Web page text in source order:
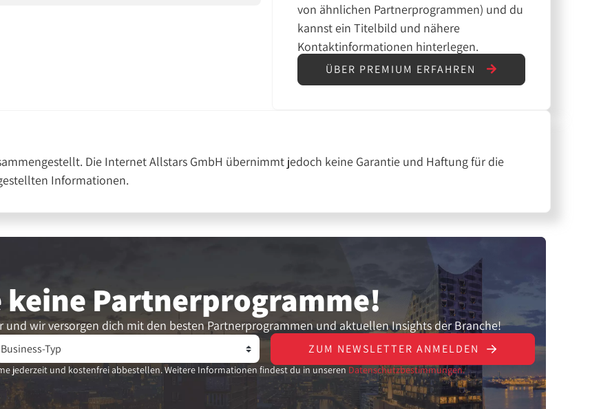
von ähnlichen Partnerprogrammen) und du
kannst ein Titelbild und nähere
Kontaktinformationen hinterlegen.
ÜBER PREMIUM ERFAHREN
Die Internet Allstars GmbH übernimmt jedoch keine Garantie und Haftung für die
Informationen.
keine Partner­programme!
wir versorgen dich mit den besten Partnerprogrammen und aktuellen Insights der Branche!
ZUM NEWSLETTER ANMELDEN
jederzeit und kostenfrei abbestellen. Weitere Informationen findest du in unseren Datenschutzbestimmungen.